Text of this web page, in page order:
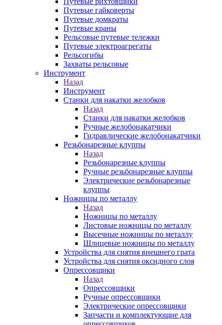
Путевые гайковерты
Путевые домкраты
Путевые краны
Рельсовые путевые тележки
Путевые электроагрегаты
Рельсогибы
Захваты рельсовые
Инструмент
Назад
Инструмент
Станки для накатки желобков
Назад
Станки для накатки желобков
Ручные желобонакатчики
Гидравлические желобонакатчики
Резьбонарезные клуппы
Назад
Резьбонарезные клуппы
Ручные резьбонарезные клуппы
Электрические резьбонарезные
клуппы
Ножницы по металлу
Назад
Ножницы по металлу
Листовые ножницы по металлу
Высечные ножницы по металлу
Шлицевые ножницы по металлу
Устройства для снятия внешнего грата
Устройства для снятия оксидного слоя
Опрессовщики
Назад
Опрессовщики
Ручные опрессовщики
Электрические опрессовщики
Запчасти и комплектующие для